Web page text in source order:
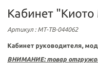
Кабинет
Артикул: МТ-ТВ-044062
Кабинет руководителя,
ВНИМАНИЕ: товар